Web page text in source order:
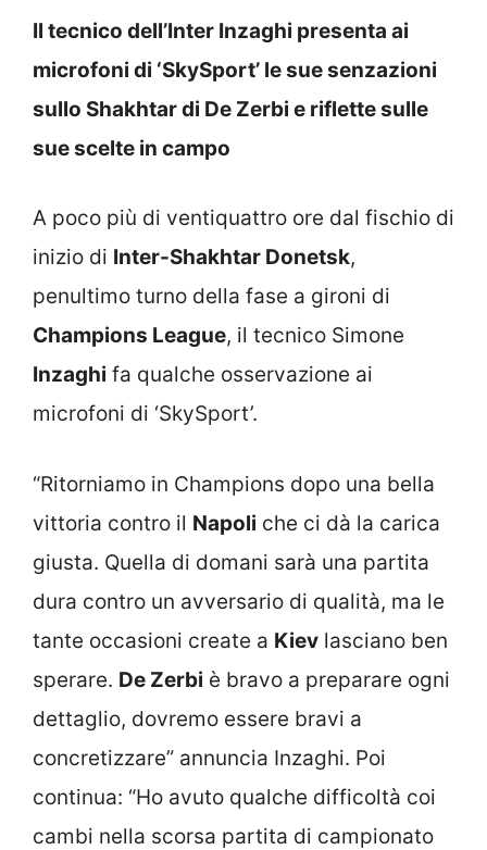
Il tecnico dell’Inter Inzaghi presenta ai
microfoni di ‘SkySport’ le sue senzazioni
sullo Shakhtar di De Zerbi e riflette sulle
sue scelte in campo
A poco più di ventiquattro ore dal fischio di
inizio di Inter-Shakhtar Donetsk,
penultimo turno della fase a gironi di
Champions League, il tecnico Simone
Inzaghi fa qualche osservazione ai
microfoni di ‘SkySport’.
“Ritorniamo in Champions dopo una bella
vittoria contro il Napoli che ci dà la carica
giusta. Quella di domani sarà una partita
dura contro un avversario di qualità, ma le
tante occasioni create a Kiev lasciano ben
sperare. De Zerbi è bravo a preparare ogni
dettaglio, dovremo essere bravi a
concretizzare” annuncia Inzaghi. Poi
continua: “Ho avuto qualche difficoltà coi
cambi nella scorsa partita di campionato